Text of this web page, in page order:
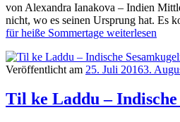
von Alexandra Ianakova – Indien
nicht, wo es seinen Ursprung hat. Es
für heiße Sommertage weiterlesen
Veröffentlicht am 25. Juli 20163.
Til ke Laddu –